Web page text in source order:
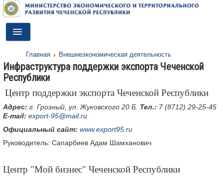
Toggle
Navigation
ГЛАВНАЯ
ДЕЯТЕЛЬНОСТЬ
О МИНИСТЕРСТВЕ
ДОКУМЕНТЫ
ПРЕСС-ЦЕНТР
Главная Внешнеэкономическая деятельность
Инфраструктура поддержки экспорта Чеченской
Республики
Центр поддержки экспорта Чеченской Республики
Адрес: г. Грозный, ул. Жуковского 20 Б. Тел.: 7 (8712) 29-25-45
E-mail: export-95@mail.ru
Официальный сайт: www.export95.ru
Руководитель: Сапарбиев Адам Шамханович
Центр "Мой бизнес" Чеченской Республики